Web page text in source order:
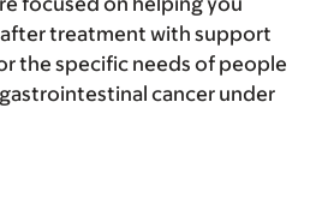
treatment with support
the specific needs of people
cancer under